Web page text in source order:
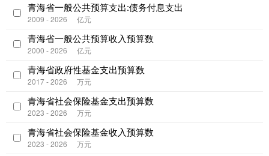
青海省一般公共预算支出:债务付息支出
2009 - 2026 亿元
青海省一般公共预算收入预算数
2000 - 2026 亿元
青海省政府性基金支出预算数
2017 - 2026 万元
青海省社会保险基金支出预算数
2023 - 2026 万元
青海省社会保险基金收入预算数
2023 - 2026 万元